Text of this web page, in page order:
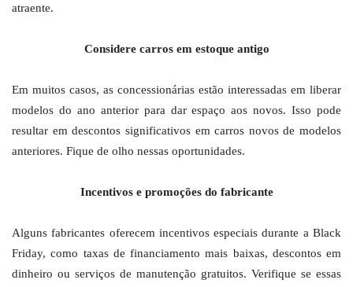
atraente.
Considere carros em estoque antigo
Em muitos casos, as concessionárias estão interessadas em liberar
modelos do ano anterior para dar espaço aos novos. Isso pode
resultar em descontos significativos em carros novos de modelos
anteriores. Fique de olho nessas oportunidades.
Incentivos e promoções do fabricante
Alguns fabricantes oferecem incentivos especiais durante a Black
Friday, como taxas de financiamento mais baixas, descontos em
dinheiro ou serviços de manutenção gratuitos. Verifique se essas